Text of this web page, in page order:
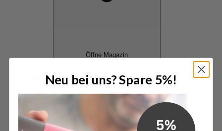
Öffne Magazin
Magazin
Bleibe informiert mit unseren regelmäßigen Blogbeiträgen!
Spannende Themen rund um gesunde Ernährung,
Körperpflege und aktuelle Trends warten auf dich.
Neu bei uns? Spare 5%!